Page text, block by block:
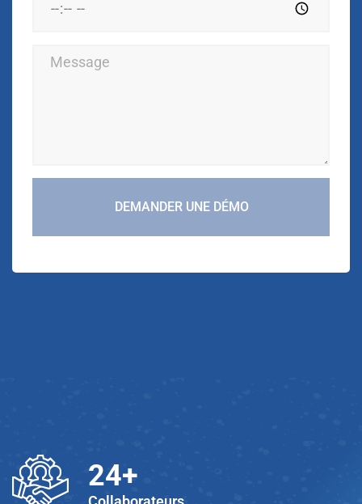
DEMANDER UNE DÉMO
25+